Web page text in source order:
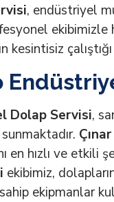
, endüstriyel
ekibimizle
kesintisiz
Dolap Servisi,
en hızlı ve etkili
ekibimiz,
ekipmanlar